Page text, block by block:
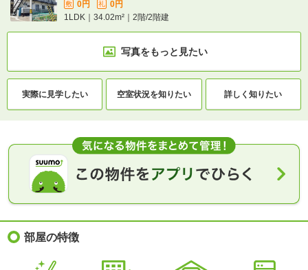
敷 0円 礼
0円
1LDK｜34.02m²｜2階/2階建
写真をもっと見たい
実際に見学したい 空室状況を知りたい 詳しく知りたい
部屋の特徴